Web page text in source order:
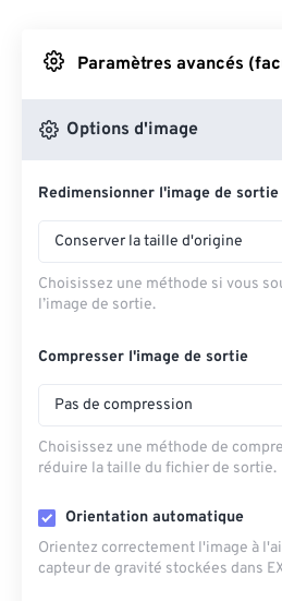
Depuis Google
Depuis OneDrive
Depuis l'URL
Paramètres avancés
Options d'image
Redimensionner l'image de sortie
Conserver la taille d'origine
Choisissez une méthode si vous
l’image de sortie.
Compresser l'image de sortie
Pas de compression
Choisissez une méthode de
réduire la taille du fichier de sortie.
Orientation automatique
Orientez correctement l'image à
capteur de gravité stockées dans